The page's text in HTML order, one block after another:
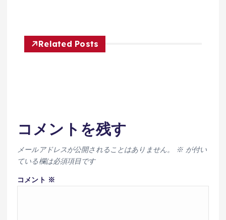
Related Posts
コメントを残す
メールアドレスが公開されることはありません。 ※が付い
ている欄は必須項目です
コメント ※